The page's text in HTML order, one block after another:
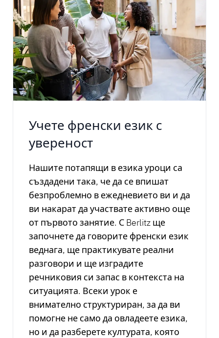
Учете френски език с
увереност
Нашите потапящи в езика уроци са
създадени така, че да се впишат
безпроблемно в ежедневието ви и да
ви накарат да участвате активно още
от първото занятие. С Berlitz ще
започнете да говорите френски език
веднага, ще практикувате реални
разговори и ще изградите
речниковия си запас в контекста на
ситуацията. Всеки урок е
внимателно структуриран, за да ви
помогне не само да овладеете езика,
но и да разберете културата, която